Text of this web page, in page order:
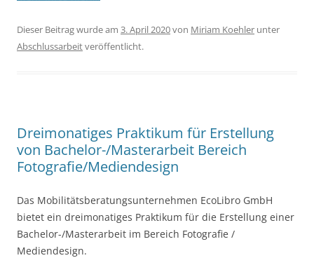
Dieser Beitrag wurde am 3. April 2020von Miriam Koehler unter
Abschlussarbeitveröffentlicht.
Dreimonatiges Praktikum für Erstellung
von Bachelor-/Masterarbeit Bereich
Fotografie/Mediendesign
Das Mobilitätsberatungsunternehmen EcoLibro GmbH
bietet ein dreimonatiges Praktikum für die Erstellung einer
Bachelor-/Masterarbeit im Bereich Fotografie /
Mediendesign.